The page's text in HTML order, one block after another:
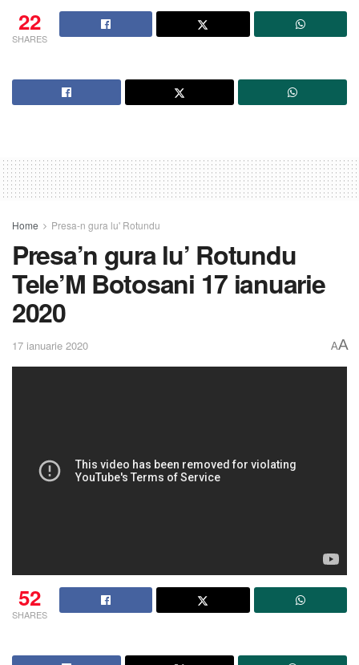
22
SHARES
Home Presa-n gura lu' Rotundu
Presa’n gura lu’ Rotundu
Tele’M Botosani 17 ianuarie
2020
17 ianuarie 2020 AA
52
SHARES